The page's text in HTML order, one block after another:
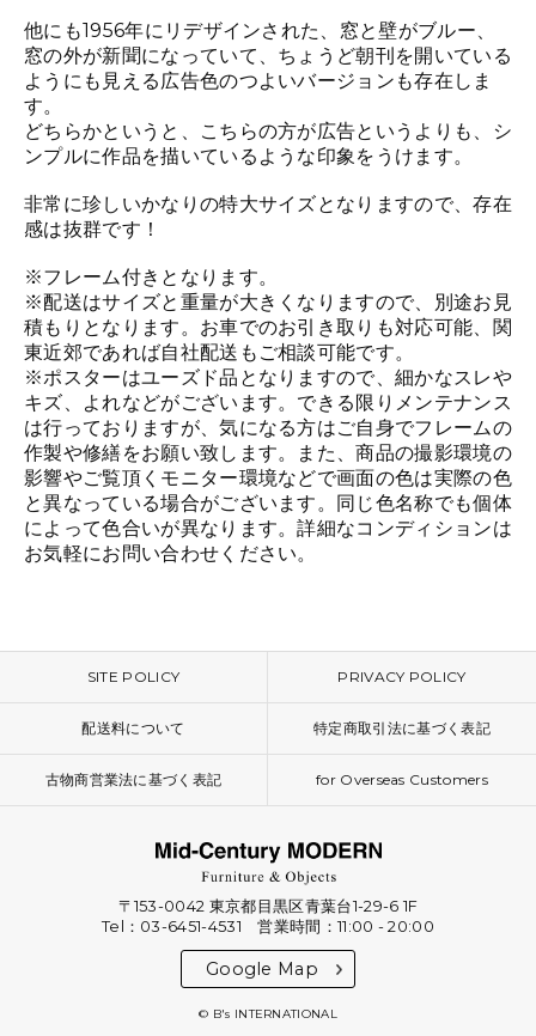
他にも1956年にリデザインされた、窓と壁がブルー、
窓の外が新聞になっていて、ちょうど朝刊を開いている
ようにも見える広告色のつよいバージョンも存在しま
す。
どちらかというと、こちらの方が広告というよりも、シ
ンプルに作品を描いているような印象をうけます。
非常に珍しいかなりの特大サイズとなりますので、存在
感は抜群です！
※フレーム付きとなります。
※配送はサイズと重量が大きくなりますので、別途お見
積もりとなります。お車でのお引き取りも対応可能、関
東近郊であれば自社配送もご相談可能です。
※ポスターはユーズド品となりますので、細かなスレや
キズ、よれなどがございます。できる限りメンテナンス
は行っておりますが、気になる方はご自身でフレームの
作製や修繕をお願い致します。また、商品の撮影環境の
影響やご覧頂くモニター環境などで画面の色は実際の色
と異なっている場合がございます。同じ色名称でも個体
によって色合いが異なります。詳細なコンディションは
お気軽にお問い合わせください。
SITE POLICY PRIVACY POLICY
配送料について 特定商取引法に基づく表記
古物商営業法に基づく表記 for Overseas Customers
〒153-0042 東京都目黒区青葉台1-29-6 1F
Tel：03-6451-4531 営業時間：11:00 - 20:00
Google Map
© B's INTERNATIONAL